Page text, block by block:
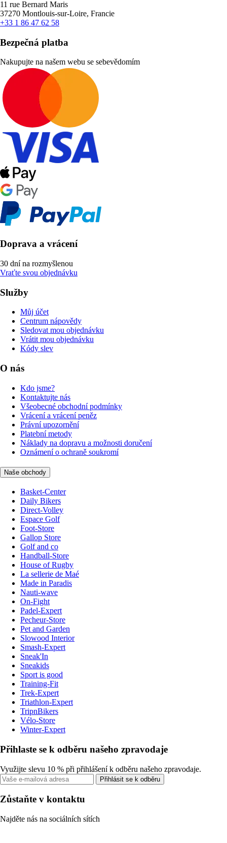
11 rue Bernard Maris
37270 Montlouis-sur-Loire, Francie
+33 1 86 47 62 58
Bezpečná platba
Nakupujte na našem webu se sebevědomím
Doprava a vrácení
30 dní na rozmyšlenou
Vraťte svou objednávku
Služby
Můj účet
Centrum nápovědy
Sledovat mou objednávku
Vrátit mou objednávku
Kódy slev
O nás
Kdo jsme?
Kontaktujte nás
Všeobecné obchodní podmínky
Vrácení a vrácení peněz
Právní upozornění
Platební metody
Náklady na dopravu a možnosti doručení
Oznámení o ochraně soukromí
Naše obchody
Basket-Center
Daily Bikers
Direct-Volley
Espace Golf
Foot-Store
Gallop Store
Golf and co
Handball-Store
House of Rugby
La sellerie de Maé
Made in Paradis
Nauti-wave
On-Fight
Padel-Expert
Pecheur-Store
Pet and Garden
Slowood Interior
Smash-Expert
Sneak'In
Sneakids
Sport is good
Training-Fit
Trek-Expert
Triathlon-Expert
TripnBikers
Vélo-Store
Winter-Expert
Přihlaste se k odběru našeho zpravodaje
Využijte slevu 10 % při přihlášení k odběru našeho zpravodaje.
Přihlásit se k odběru
Zůstaňte v kontaktu
Najděte nás na sociálních sítích